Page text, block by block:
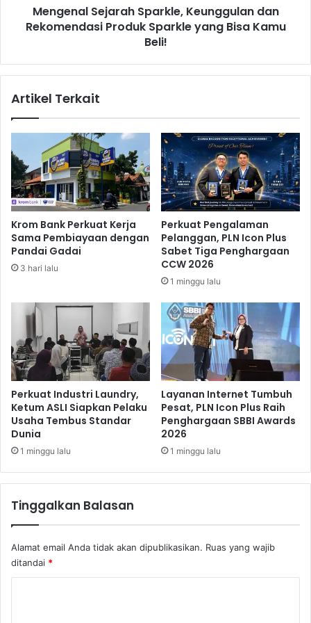
P
d
B
a
n
t
u
K
o
r
b
n
r
d
a
m
p
a
k
E
u
s
u
n
u
S
k
e
,
K
e
u
g
u
n
d
a
n
R
e
k
o
d
a
i
P
r
Mengenal Sejarah Sparkle, Keunggulan dan
Rekomendasi Produk Sparkle yang Bisa Kamu
Beli!
Artikel Terkait
Krom Bank Perkuat Kerja
Sama Pembiayaan dengan
Pandai Gadai
3 hari lalu
Perkuat Pengalaman
Pelanggan, PLN Icon Plus
Sabet Tiga Penghargaan
CCW 2026
1 minggu lalu
Perkuat Industri Laundry,
Ketum ASLI Siapkan Pelaku
Usaha Tembus Standar
Dunia
1 minggu lalu
Layanan Internet Tumbuh
Pesat, PLN Icon Plus Raih
Penghargaan SBBI Awards
2026
1 minggu lalu
Tinggalkan Balasan
Alamat email Anda tidak akan dipublikasikan. Ruas yang wajib
ditandai *